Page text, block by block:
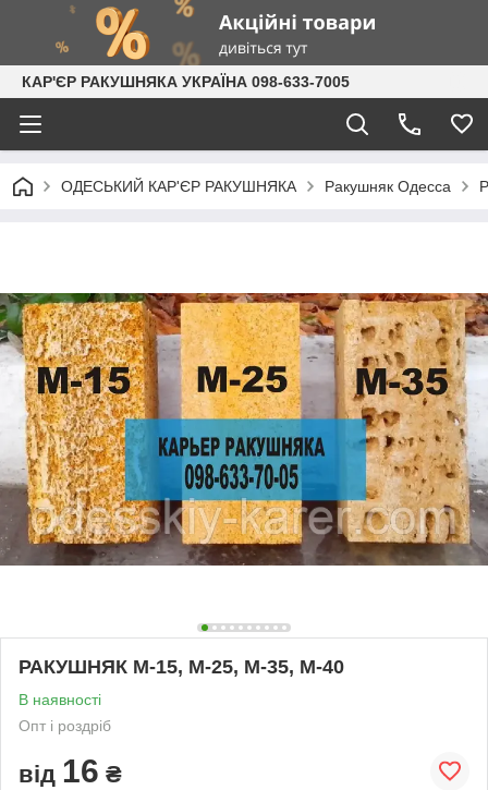
КАР'ЄР РАКУШНЯКА УКРАЇНА 098-633-7005
ОДЕСЬКИЙ КАР'ЄР РАКУШНЯКА Ракушняк Одесса
РАКУШНЯК М-15, М-25, М-35, М-40
В наявності
Опт і роздріб
від 16 ₴